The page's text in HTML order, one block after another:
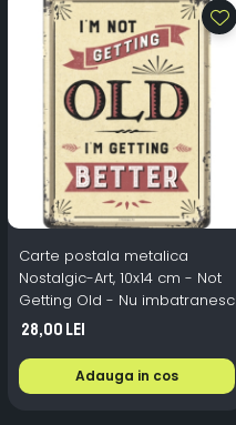
Carte postala metalica
Nostalgic-Art, 10x14 cm - Not
Getting Old - Nu imbatranesc
28,00 Lei
Adauga in cos